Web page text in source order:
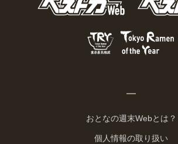
おとなの週末Webとは？
個人情報の取り扱い